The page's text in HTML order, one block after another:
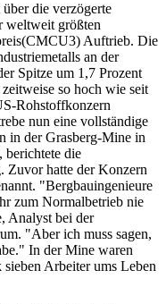
die verzögerte
weltweit größten
Auftrieb. Die
an der
Spitze um 1,7 Prozent
so hoch wie seit
Rohstoffkonzern
nun eine vollständige
in der Grasberg-Mine in
berichtete die
Zuvor hatte der Konzern
"Bergbauingenieure
zum Normalbetrieb nie
Analyst bei der
"Aber ich muss sagen,
In der Mine waren
Arbeiter ums Leben